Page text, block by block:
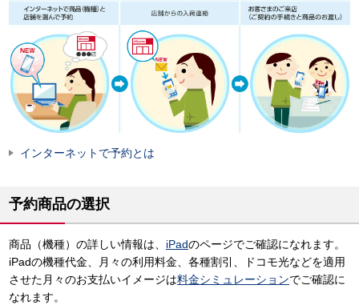
インターネットで予約とは
予約商品の選択
商品（機種）の詳しい情報は、 iPadのページでご確認になれます。
iPadの機種代金、月々の利用料金、各種割引、ドコモ光などを適用
させた月々のお支払いイメージは料金シミュレーションでご確認に
なれます。